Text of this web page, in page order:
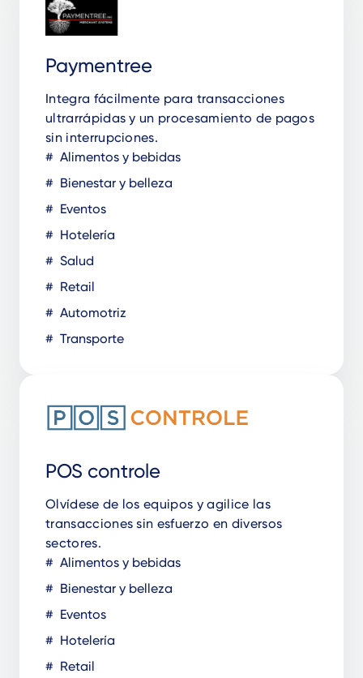
Paymentree
Integra fácilmente para transacciones
ultrarrápidas y un procesamiento de pagos
sin interrupciones.
Alimentos y bebidas
Bienestar y belleza
Eventos
Hotelería
Salud
Retail
Automotriz
Transporte
POS controle
Olvídese de los equipos y agilice las
transacciones sin esfuerzo en diversos
sectores.
Alimentos y bebidas
Bienestar y belleza
Eventos
Hotelería
Retail